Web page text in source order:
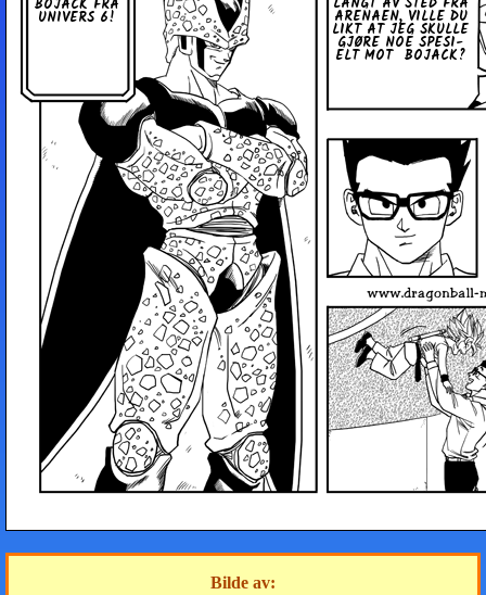
BOJACK FRA
UNIVERS 6! ARENAEN, VILLE DU
LIKT AT JEG SKULLE
GJØRE NOE SPE­SI­
ELT MOT BOJACK?
Bilde av: